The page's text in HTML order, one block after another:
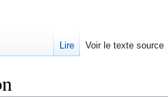
Lire Voir le texte source